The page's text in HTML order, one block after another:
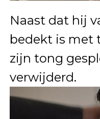
Naast dat hij
bedekt is met
zijn tong
verwijderd.